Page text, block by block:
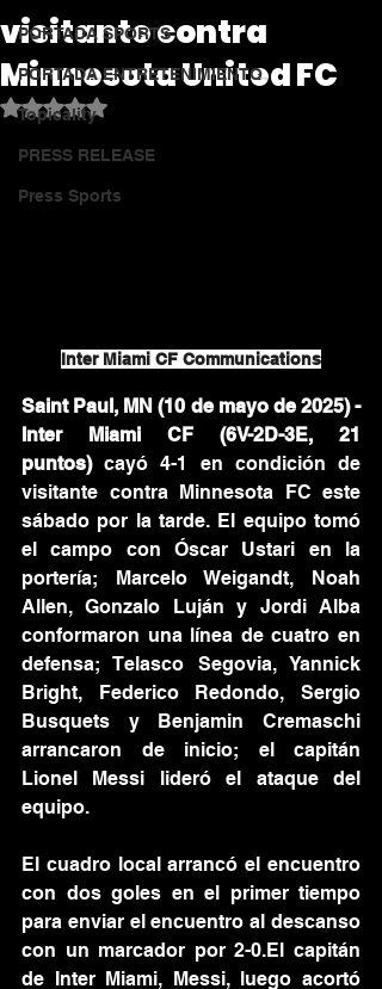
PORTADA SPORTS
PORTADA ENTRETENIMIENTO
Topicality
PRESS RELEASE
Press Sports
visitante contra
Minnesota United FC
Obtuvo NaN de 5 estrellas.
Inter Miami CF Communications
Saint Paul, MN (10 de mayo de 2025) -
Inter Miami CF (6V-2D-3E, 21
puntos) cayó 4-1 en condición de
visitante contra Minnesota FC este
sábado por la tarde. El equipo tomó
el campo con Óscar Ustari en la
portería; Marcelo Weigandt, Noah
Allen, Gonzalo Luján y Jordi Alba
conformaron una línea de cuatro en
defensa; Telasco Segovia, Yannick
Bright, Federico Redondo, Sergio
Busquets y Benjamin Cremaschi
arrancaron de inicio; el capitán
Lionel Messi lideró el ataque del
equipo.
El cuadro local arrancó el encuentro
con dos goles en el primer tiempo
para enviar el encuentro al descanso
con un marcador por 2-0.El capitán
de Inter Miami, Messi, luego acortó